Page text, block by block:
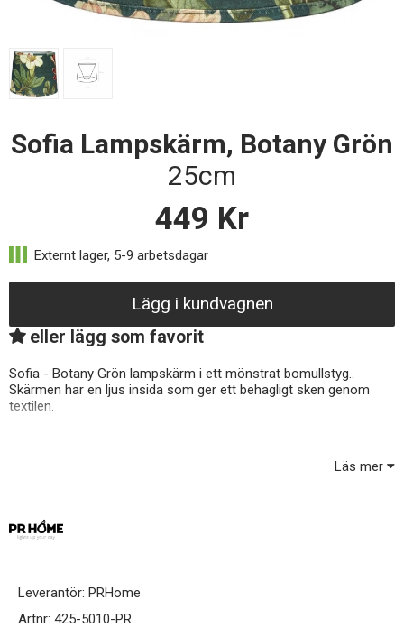
Sofia Lampskärm, Botany Grön
25cm
449 Kr
Lägg i kundvagnen
eller lägg som favorit
Sofia - Botany Grön lampskärm i ett mönstrat bomullstyg..
Skärmen har en ljus insida som ger ett behagligt sken genom
textilen.
fast skärmen på lamphållaren med skärmring (ingår ej)
Läs mer
Leverantör: PRHome
Artnr: 425-5010-PR